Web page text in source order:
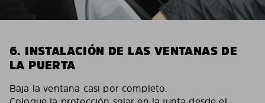
6. INSTALACIÓN DE LAS VENTANAS DE
LA PUERTA
Baja la ventana casi por completo.